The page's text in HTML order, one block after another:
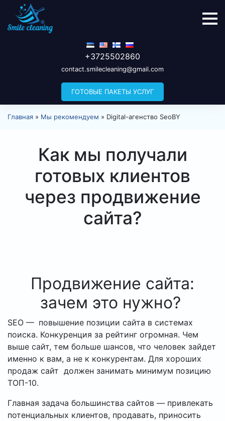
+3725502860
contact.smilecleaning@gmail.com
ГОТОВЫЕ ПАКЕТЫ УСЛУГ
Главная » Мы рекомендуем » Digital-агенство SeoBY
Как мы получали
готовых клиентов
через продвижение
сайта?
Продвижение сайта:
зачем это нужно?
SEO — повышение позиции сайта в системах
поиска. Конкуренция за рейтинг огромная. Чем
выше сайт, тем больше шансов, что человек зайдет
именно к вам, а не к конкурентам. Для хороших
продаж сайт должен занимать минимум позицию
ТОП-10.
Главная задача большинства сайтов — привлекать
потенциальных клиентов, продавать, приносить